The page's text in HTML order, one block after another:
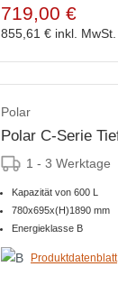
719,00 €
855,61 € inkl. MwSt.
Polar
Polar C-Serie
1 - 3 Werktage
Kapazität von 600 L
780x695x(H)1890 mm
Energieklasse B
Produktdatenblatt